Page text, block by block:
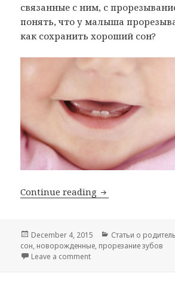
связанные с ним, с
понять, что у малыша
как сохранить хороший сон?
Continue reading Сон и
Posted
on
December 4, 2015 Categories
Статьи о
сон новорожденные прорезание зубов
Leave a commenton Сон и прорезывание